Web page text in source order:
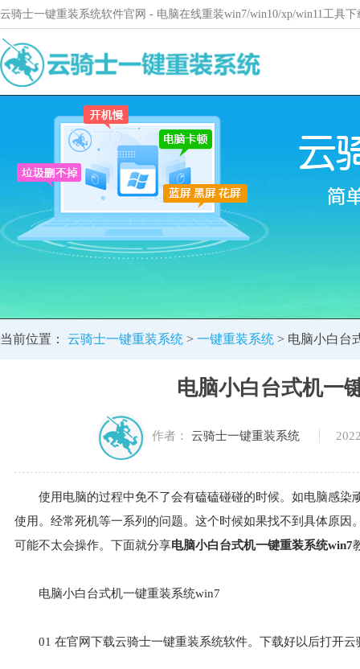
云骑士一键重装系统软件官网 - 电脑在线重装win7/win10/xp/win11工具
当前位置： 云骑士一键重装系统 > 一键重装系统 > 电脑小白台
电脑小白台式机一
作者： 云骑士一键重装系统
使用电脑的过程中免不了会有磕磕碰碰的时候。如电脑感
使用。经常死机等一系列的问题。这个时候如果找不到具体原
可能不太会操作。下面就分享电脑小白台式机一键重装系统win7
电脑小白台式机一键重装系统win7
01 在官网下载云骑士一键重装系统软件。下载好以后打开云